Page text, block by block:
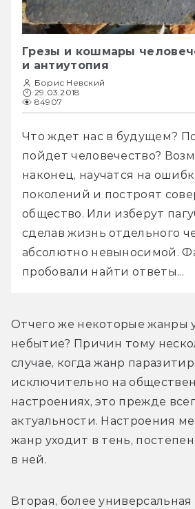
Грезы и кошмары
и антиутопия
Борис Невский
29.03.2018
84907
Что ждет нас в будущем?
пойдет человечество?
наконец, научатся на
поколений и построят
общество. Или изберут
сделав жизнь отдельного
абсолютно невыносимой.
пробовали найти ответы...
Отчего же некоторые жанры
небытие? Причин тому
случае, когда жанр
исключительно на
настроениях, это прежде
актуальности. Настроения
жанр уходит в тень,
в ней.
Вторая, более